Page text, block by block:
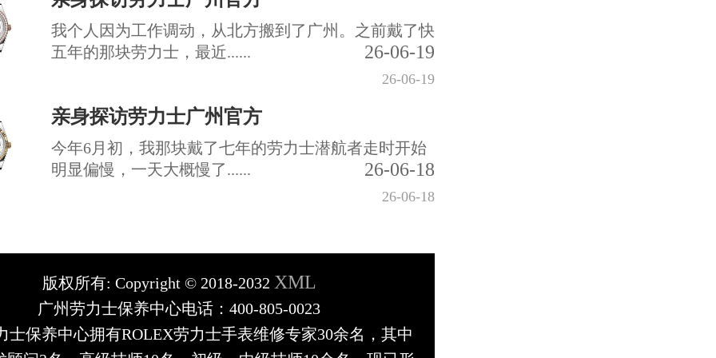
我个人因为工作调动，从北方搬到了广州。之前戴了快
五年的那块劳力士，最近......
26-06-19
26-06-19
亲身探访劳力士广州官方
今年6月初，我那块戴了七年的劳力士潜航者走时开始
明显偏慢，一天大概慢了......
26-06-18
26-06-18
版权所有: Copyright © 2018-2032 XML
广州劳力士保养中心电话：400-805-0023
士保养中心拥有ROLEX劳力士手表维修专家30余名，其中